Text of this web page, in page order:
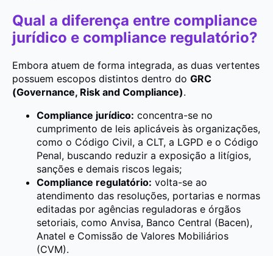
Qual a diferença entre compliance
jurídico e compliance regulatório?
Embora atuem de forma integrada, as duas vertentes
possuem escopos distintos dentro do GRC
(Governance, Risk and Compliance).
Compliance jurídico: concentra-se no
cumprimento de leis aplicáveis às organizações,
como o Código Civil, a CLT, a LGPD e o Código
Penal, buscando reduzir a exposição a litígios,
sanções e demais riscos legais;
Compliance regulatório: volta-se ao
atendimento das resoluções, portarias e normas
editadas por agências reguladoras e órgãos
setoriais, como Anvisa, Banco Central (Bacen),
Anatel e Comissão de Valores Mobiliários
(CVM).